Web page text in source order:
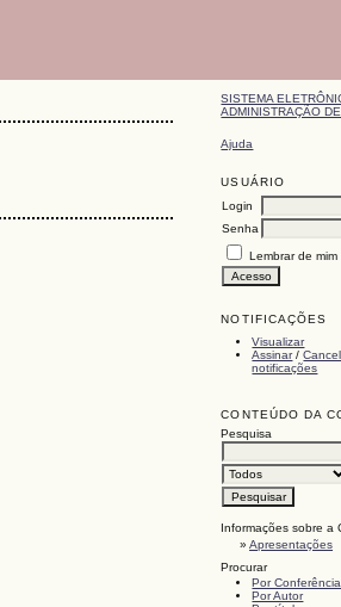
SISTEMA
ADMINISTRAÇÃO
Ajuda
USUÁRIO
Login
Senha
Lembrar de mim
NOTIFICAÇÕES
Visualizar
Assinar/
notificações
CONTEÚDO DA
Pesquisa
Informações sobre a
»Apresentações
Procurar
Por Conferência
Por Autor